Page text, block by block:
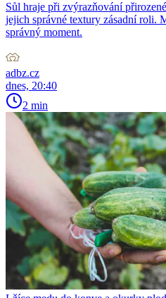
Sůl hraje při zvýrazňování
jejich správné textury zásadní roli.
správný moment.
adbz.cz
dnes, 20:40
2 min